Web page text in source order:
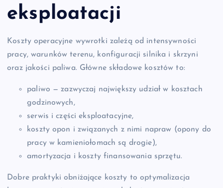
eksploatacji
Koszty operacyjne wywrotki zależą od intensywności
pracy, warunków terenu, konfiguracji silnika i skrzyni
oraz jakości paliwa. Główne składowe kosztów to:
paliwo — zazwyczaj największy udział w kosztach
godzinowych,
serwis i części eksploatacyjne,
koszty opon i związanych z nimi napraw (opony do
pracy w kamieniołomach są drogie),
amortyzacja i koszty finansowania sprzętu.
Dobre praktyki obniżające koszty to optymalizacja